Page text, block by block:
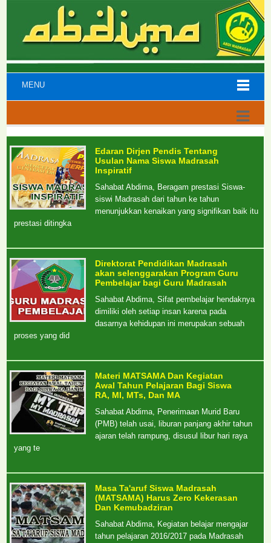
MENU
Edaran Dirjen Pendis Tentang
Usulan Nama Siswa Madrasah
Inspiratif
Sahabat Abdima, Beragam prestasi Siswa-
siswi Madrasah dari tahun ke tahun
menunjukkan kenaikan yang signifikan baik itu
prestasi ditingka
Direktorat Pendidikan Madrasah
akan selenggarakan Program Guru
Pembelajar bagi Guru Madrasah
Sahabat Abdima, Sifat pembelajar hendaknya
dimiliki oleh setiap insan karena pada
dasarnya kehidupan ini merupakan sebuah
proses yang did
Materi MATSAMA Dan Kegiatan
Awal Tahun Pelajaran Bagi Siswa
RA, MI, MTs, Dan MA
Sahabat Abdima, Penerimaan Murid Baru
(PMB) telah usai, liburan panjang akhir tahun
ajaran telah rampung, disusul libur hari raya
yang te
Masa Ta'aruf Siswa Madrasah
(MATSAMA) Harus Zero Kekerasan
Dan Kemubadziran
Sahabat Abdima, Kegiatan belajar mengajar
tahun pelajaran 2016/2017 pada Madrasah